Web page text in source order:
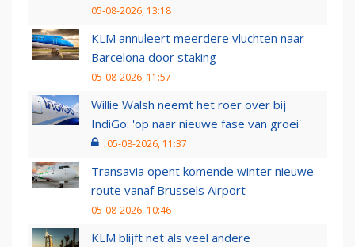
05-08-2026, 13:18
KLM annuleert meerdere vluchten naar
Barcelona door staking
05-08-2026, 11:57
Willie Walsh neemt het roer over bij
IndiGo: 'op naar nieuwe fase van groei'
05-08-2026, 11:37
Transavia opent komende winter nieuwe
route vanaf Brussels Airport
05-08-2026, 10:46
KLM blijft net als veel andere